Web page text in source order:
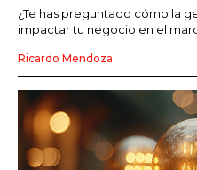
¿Te has preguntado cómo la
impactar tu negocio en el
Ricardo Mendoza